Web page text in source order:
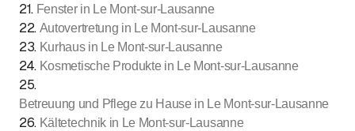
21. Fenster in Le Mont-sur-Lausanne
22. Autovertretung in Le Mont-sur-Lausanne
23. Kurhaus in Le Mont-sur-Lausanne
24. Kosmetische Produkte in Le Mont-sur-Lausanne
25.
Betreuung und Pflege zu Hause in Le Mont-sur-Lausanne
26. Kältetechnik in Le Mont-sur-Lausanne